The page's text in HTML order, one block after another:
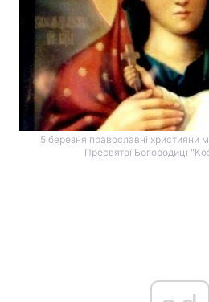
5 березня православні християни
Пресвятої Богородиці